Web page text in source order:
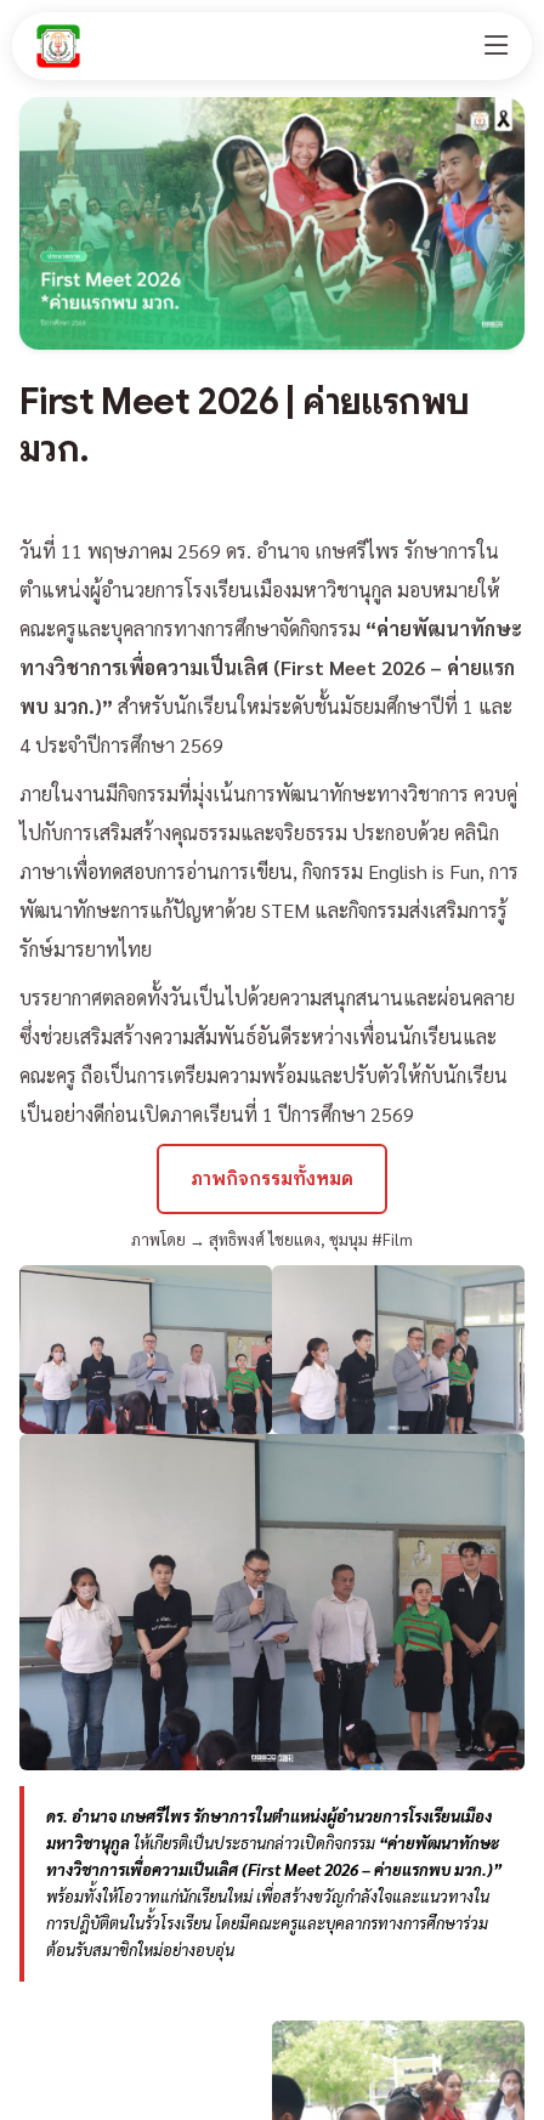
First Meet 2026 | ค่ายแรกพบ
มวก.
วันที่ 11 พฤษภาคม 2569 ดร. อำนาจ เกษศรีไพร รักษาการใน
ตำแหน่งผู้อำนวยการโรงเรียนเมืองมหาวิชานุกูล มอบหมายให้
คณะครูและบุคลากรทางการศึกษาจัดกิจกรรม “ค่ายพัฒนาทักษะ
ทางวิชาการเพื่อความเป็นเลิศ (First Meet 2026 – ค่ายแรก
พบ มวก.)” สำหรับนักเรียนใหม่ระดับชั้นมัธยมศึกษาปีที่ 1 และ
4 ประจำปีการศึกษา 2569
ภายในงานมีกิจกรรมที่มุ่งเน้นการพัฒนาทักษะทางวิชาการ ควบคู่
ไปกับการเสริมสร้างคุณธรรมและจริยธรรม ประกอบด้วย คลินิก
ภาษาเพื่อทดสอบการอ่านการเขียน, กิจกรรม English is Fun, การ
พัฒนาทักษะการแก้ปัญหาด้วย STEM และกิจกรรมส่งเสริมการรู้
รักษ์มารยาทไทย
บรรยากาศตลอดทั้งวันเป็นไปด้วยความสนุกสนานและผ่อนคลาย
ซึ่งช่วยเสริมสร้างความสัมพันธ์อันดีระหว่างเพื่อนนักเรียนและ
คณะครู ถือเป็นการเตรียมความพร้อมและปรับตัวให้กับนักเรียน
เป็นอย่างดีก่อนเปิดภาคเรียนที่ 1 ปีการศึกษา 2569
ภาพกิจกรรมทั้งหมด
ภาพโดย → สุทธิพงศ์ ไชยแดง, ชุมนุม #Film
ดร. อำนาจ เกษศรีไพร รักษาการในตำแหน่งผู้อำนวยการโรงเรียนเมือง
มหาวิชานุกูลให้เกียรติเป็นประธานกล่าวเปิดกิจกรรม “ค่ายพัฒนาทักษะ
ทางวิชาการเพื่อความเป็นเลิศ (First Meet 2026 – ค่ายแรกพบ มวก.)”
พร้อมทั้งให้โอวาทแก่นักเรียนใหม่ เพื่อสร้างขวัญกำลังใจและแนวทางใน
การปฎิบัติตนในรั้วโรงเรียน โดยมีคณะครูและบุคลากรทางการศึกษาร่วม
ต้อนรับสมาชิกใหม่อย่างอบอุ่น